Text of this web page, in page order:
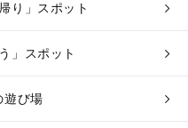
り」スポット
」スポット
遊び場